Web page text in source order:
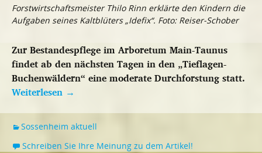
Forstwirtschaftsmeister Thilo Rinn erklärte den Kindern die
Aufgaben seines Kaltblüters „Idefix“. Foto: Reiser-Schober
Zur Bestandespflege im Arboretum Main-Taunus
findet ab den nächsten Tagen in den „Tieflagen-
Buchenwäldern“ eine moderate Durchforstung statt.
Weiterlesen →
Sossenheim aktuell
Schreiben Sie Ihre Meinung zu dem Artikel!